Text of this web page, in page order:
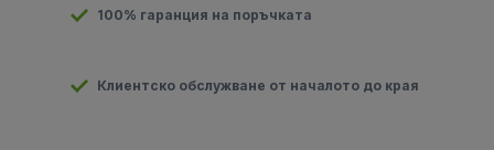
100% гаранция на поръчката
Клиентско обслужване от началото до края